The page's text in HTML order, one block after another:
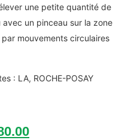
une petite quantité de
un pinceau sur la zone
mouvements circulaires
: LA, ROCHE-POSAY